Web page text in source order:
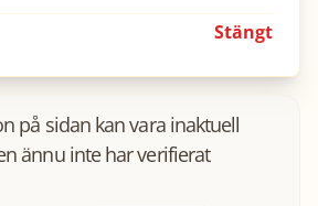
Stängt
på sidan kan vara inaktuell
ännu inte har verifierat